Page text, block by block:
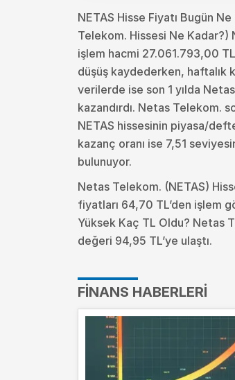
NETAS Hisse Fiyatı Bugün
Telekom. Hissesi Ne
işlem hacmi 27.061.793,00
düşüş kaydederken, haftalık
verilerde ise son 1 yılda Netas
kazandırdı. Netas Telekom.
NETAS hissesinin piyasa/
kazanç oranı ise 7,51
bulunuyor.
Netas Telekom. (NETAS)
fiyatları 64,70 TL’den işlem
Yüksek Kaç TL Oldu? Netas
değeri 94,95 TL’ye ulaştı.
FINANS HABERLERI